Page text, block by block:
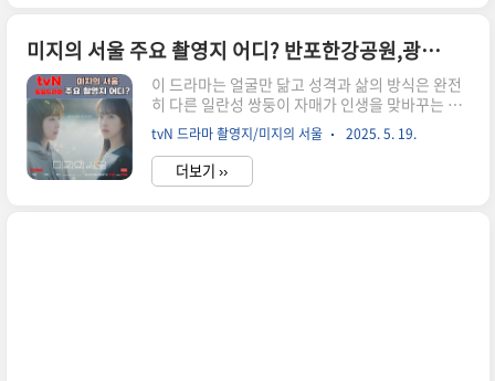
로맨스가 아니라, 삶을 버티고 살아가는 사람들에
게 보내는 따뜻한 응원 같은 작품이었습니다.미지
의 서울 결말 요약 드라마 의 결말은 명확한 해피엔
딩도, 극적인 반전도 없었습니다.대신 각자가 조금
씩 나아가는 열린 결말이었습니다.주인공 유미지
(박보영)는 상담심리사라는 새로운 꿈을 향해 대학
진학에 성공하고,청각장애를 안고 살아가는..
미지의 서울 주요 촬영지 어디? 반포한강공원,광통교
이 드라마는 얼굴만 닮고 성격과 삶의 방식은 완전
히 다른 일란성 쌍둥이 자매가 인생을 맞바꾸는 거
짓말을 통해 진짜 사랑과 삶의 의미를 찾아가는 로
맨틱 성장 드라마입니다.주요 정보장르: 로맨스, 성
장, 힐링, 휴먼방송 기간: 2025년 5월 24일 ~ 6월
29일방송 시간: 매주 토·일 밤 9:20 (총 12부작)제
tvN 드라마 촬영지/미지의 서울 2025. 5. 19.
더보기 ››